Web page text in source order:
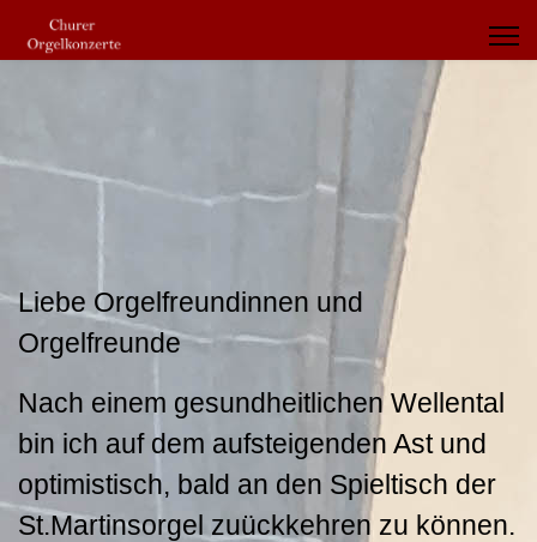
Liebe Orgelfreundinnen und
Orgelfreunde
Nach einem gesundheitlichen Wellental
bin ich auf dem aufsteigenden Ast und
optimistisch, bald an den Spieltisch der
St.Martinsorgel zuückkehren zu können.